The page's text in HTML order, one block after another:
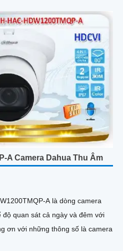
A Camera Dahua Thu Âm
A là dòng camera
quan sát cả ngày và đêm với